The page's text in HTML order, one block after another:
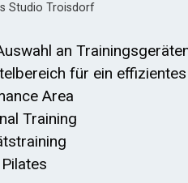
Studio Troisdorf
an
für ein
Area
Training